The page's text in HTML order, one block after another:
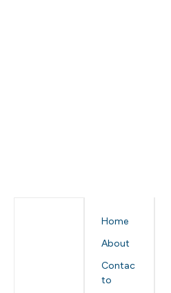
Home
About
Contac
to